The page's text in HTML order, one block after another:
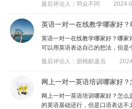
最后评论人：羽众不同
2024-
英语一对一在线教学哪家好？
英语一对一在线教学哪家好？哪
可以用英语表达自己的想法，但是
最后评论人：甜桃邮递员
网上一对一英语培训哪家好？
网上一对一英语培训哪家好？怎
的英语基础还行，但是口语表达不